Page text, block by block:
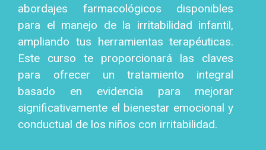
abordajes farmacológicos disponibles
para el manejo de la irritabilidad infantil,
ampliando tus herramientas terapéuticas.
Este curso te proporcionará las claves
para ofrecer un tratamiento integral
basado en evidencia para mejorar
significativamente el bienestar emocional y
conductual de los niños con irritabilidad.